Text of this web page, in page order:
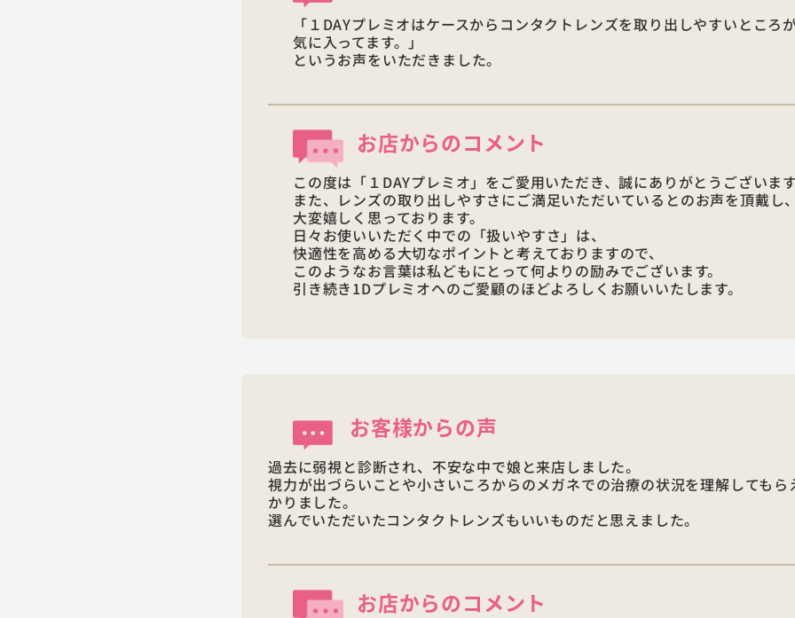
「１DAYプレミオはケースからコンタクトレンズを取り出しやすいところ
気に入ってます。」
というお声をいただきました。
お店からのコメント
この度は「１DAYプレミオ」をご愛用いただき、誠にありがとうございます
また、レンズの取り出しやすさにご満足いただいているとのお声を頂戴し、
大変嬉しく思っております。
日々お使いいただく中での「扱いやすさ」は、
快適性を高める大切なポイントと考えておりますので、
このようなお言葉は私どもにとって何よりの励みでございます。
引き続き1Dプレミオへのご愛顧のほどよろしくお願いいたします。
お客様からの声
過去に弱視と診断され、不安な中で娘と来店しました。
視力が出づらいことや小さいころからのメガネでの治療の状況を理解してもら
かりました。
選んでいただいたコンタクトレンズもいいものだと思えました。
お店からのコメント